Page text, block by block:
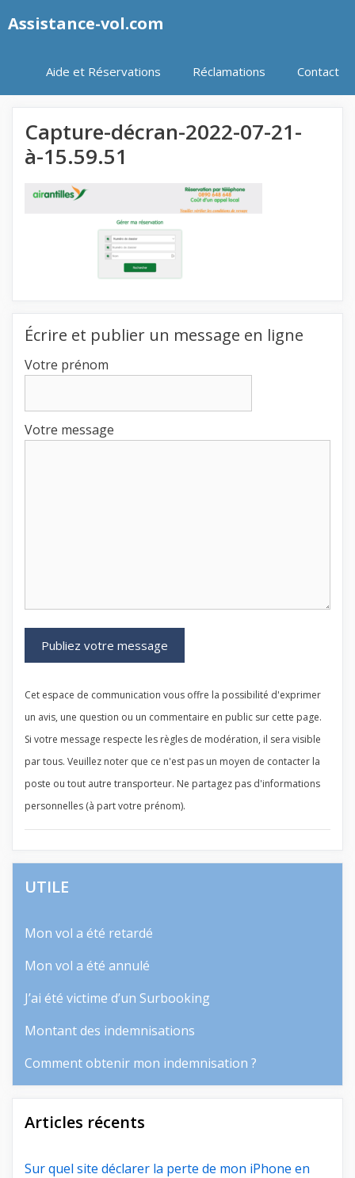
auAssistance-vol.com
Aide et Réservations Réclamations Contact
Capture-décran-2022-07-21-
à-15.59.51
Écrire et publier un message en ligne
Votre prénom
Votre message
Cet espace de communication vous offre la possibilité d'exprimer
un avis, une question ou un commentaire en public sur cette page.
Si votre message respecte les règles de modération, il sera visible
par tous. Veuillez noter que ce n'est pas un moyen de contacter la
poste ou tout autre transporteur. Ne partagez pas d'informations
personnelles (à part votre prénom).
UTILE
Mon vol a été retardé
Mon vol a été annulé
J’ai été victime d’un Surbooking
Montant des indemnisations
Comment obtenir mon indemnisation ?
Articles récents
Sur quel site déclarer la perte de mon iPhone en